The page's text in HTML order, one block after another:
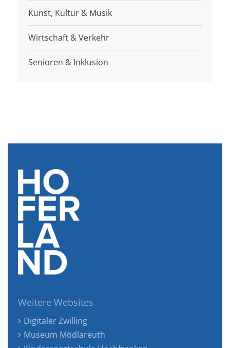
Kunst, Kultur & Musik
Wirtschaft & Verkehr
Senioren & Inklusion
Weitere Websites
Digitaler Zwilling
Museum Mödlareuth